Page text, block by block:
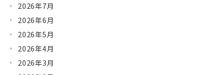
2026年7月
2026年6月
2026年5月
2026年4月
2026年3月